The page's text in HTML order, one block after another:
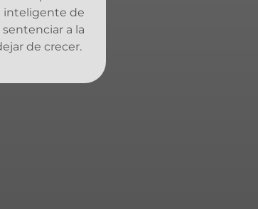
inteligente de
a la
de crecer.